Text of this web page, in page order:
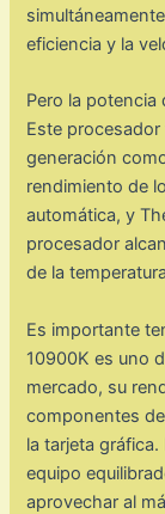
eficiencia y la
Pero la potencia
Este
generación
rendimiento de
automática, y
procesador
de la
Es importante
10900K es uno
mercado, su
componentes
la tarjeta
equipo
aprovechar al